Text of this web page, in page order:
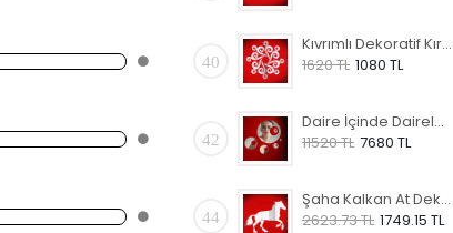
40
Kıvrımlı Dekoratif Kırılmaz Ayna
1620 TL 1080 TL
42
Daire İçinde Daireler Dekoratif Kırılmaz Ayna
11520 TL 7680 TL
44
Şaha Kalkan At Dekoratif Kırılmaz Ayna
2623.73 TL 1749.15 TL